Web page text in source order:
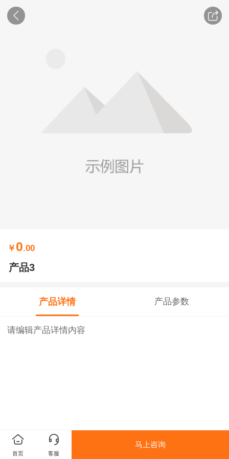
￥ 0.00
产品3
产品详情 产品参数
请编辑产品详情内容
首页 客服
马上咨询